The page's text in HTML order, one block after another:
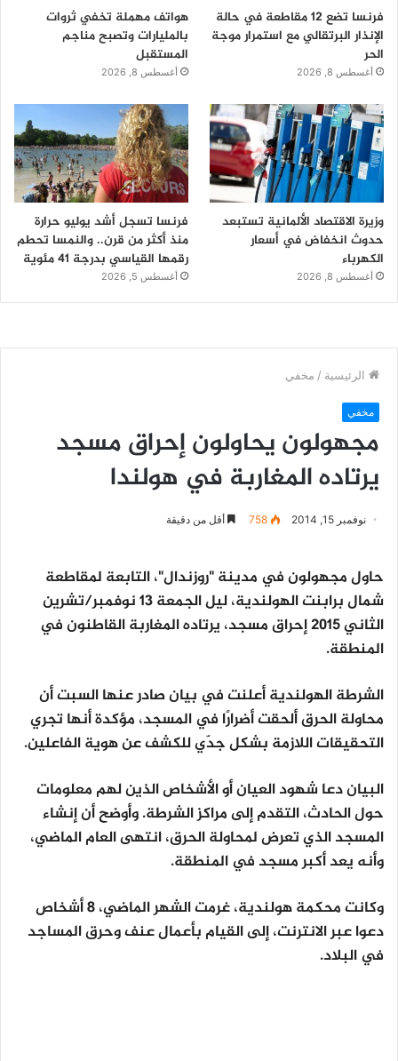
فرنسا تضع 12 مقاطعة في حالة
الإنذار البرتقالي مع استمرار موجة
الحر
أغسطس 8, 2026
هواتف مهملة تخفي ثروات
بالمليارات وتصبح مناجم
المستقبل
أغسطس 8, 2026
وزيرة الاقتصاد الألمانية تستبعد
حدوث انخفاض في أسعار
الكهرباء
أغسطس 8, 2026
فرنسا تسجل أشد يوليو حرارة
منذ أكثر من قرن.. والنمسا تحطم
رقمها القياسي بدرجة 41 مئوية
أغسطس 5, 2026